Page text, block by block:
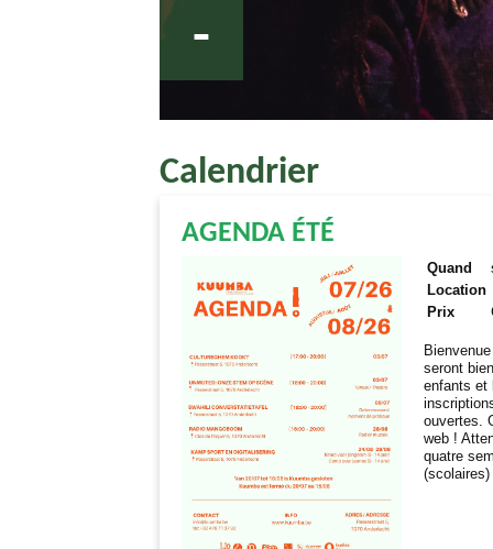
-
Calendrier
AGENDA ÉTÉ
Quand
Location
Prix
seront
enfants et
ouvertes.
web !
quatre